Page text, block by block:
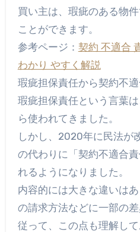
買い主は、瑕疵のある物
ことができます。
参考ページ： 契約 不適合
わかり やすく解説
瑕疵担保責任から契約不
瑕疵担保責任という言葉
ら使われてきました。
しかし、2020年に民法が
の代わりに「契約不適合
れるようになりました。
内容的には大きな違いは
の請求方法などに一部の差
従って、この点も理解して